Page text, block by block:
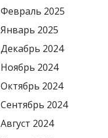
Февраль 2025
Январь 2025
Декабрь 2024
Ноябрь 2024
Октябрь 2024
Сентябрь 2024
Август 2024